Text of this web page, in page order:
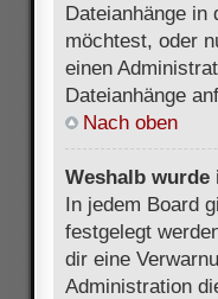
Dateianhänge in
möchtest, oder
einen
Dateianhänge
Nach oben
Weshalb
In jedem Board
festgelegt
dir eine
Administration